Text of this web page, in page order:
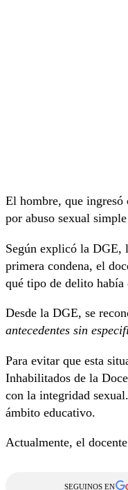
El hombre, que ingresó
por abuso sexual
Según explicó la DGE,
primera condena, el
qué tipo de delito había
Desde la DGE, se
antecedentes sin
Para evitar que esta
Inhabilitados de la
con la integridad
ámbito educativo.
Actualmente, el
SEGUINOS EN